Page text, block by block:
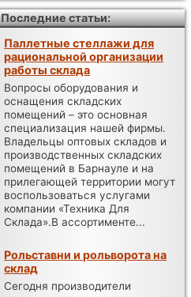
Последние статьи:
Паллетные стеллажи для
рациональной организации
работы склада
Вопросы оборудования и
оснащения складских
помещений – это основная
специализация нашей фирмы.
Владельцы оптовых складов и
производственных складских
помещений в Барнауле и на
прилегающей территории могут
воспользоваться услугами
компании «Техника Для
Склада».В ассортименте...
Рольставни и рольворота на
склад
Сегодня производители